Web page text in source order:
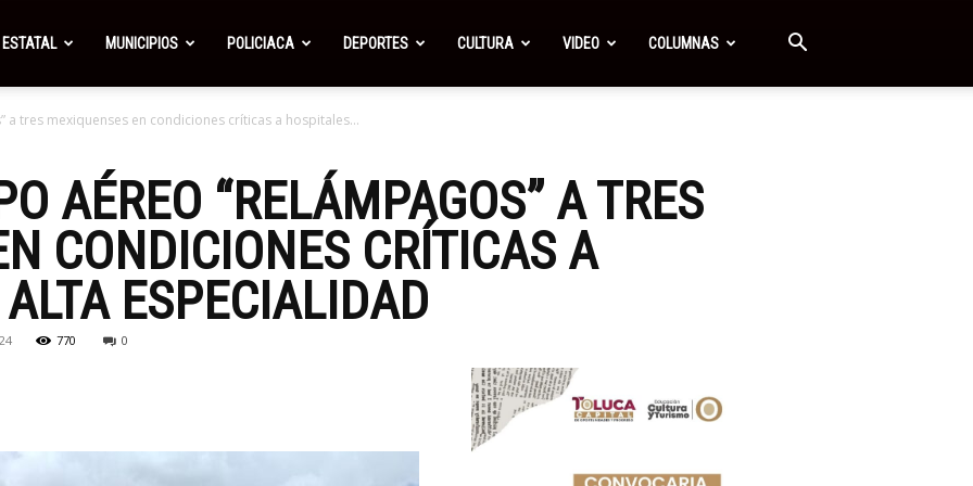
ESTATAL MUNICIPIOS POLICIACA DEPORTES CULTURA VIDEO COLUMNAS
a tres mexiquenses en condiciones críticas a hospitales...
AÉREO “RELÁMPAGOS” A TRES
CONDICIONES CRÍTICAS A
ESPECIALIDAD
770 0